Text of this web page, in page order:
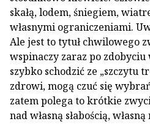
skałą, lodem, śniegiem,
własnymi ograniczeniami.
Ale jest to tytuł chwilowego
wspinaczy zaraz po zdobyciu
szybko schodzić ze „szczytu
zdrowi, mogą czuć się
zatem polega to krótkie
nad własną słabością,